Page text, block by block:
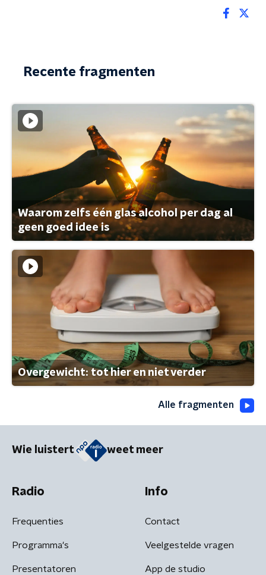
Recente fragmenten
Waarom zelfs één glas alcohol per dag al
geen goed idee is
Overgewicht: tot hier en niet verder
Alle fragmenten
Wie luistert weet meer
Radio
Frequenties
Programma's
Presentatoren
Info
Contact
Veelgestelde vragen
App de studio